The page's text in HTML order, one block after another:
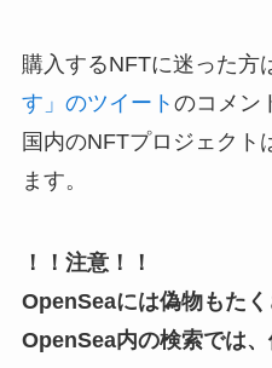
購入するNFTに迷った方
す」のツイート のコメン
国内のNFTプロジェクト
ます。
！！注意！！
OpenSeaには偽物もたく
OpenSea内の検索では